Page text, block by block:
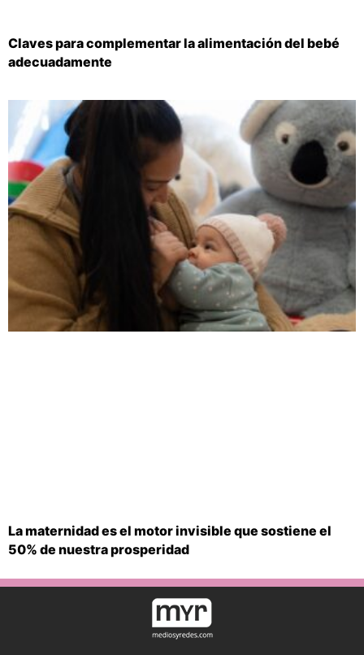
Claves para complementar la alimentación del bebé
adecuadamente
La maternidad es el motor invisible que sostiene el
50% de nuestra prosperidad